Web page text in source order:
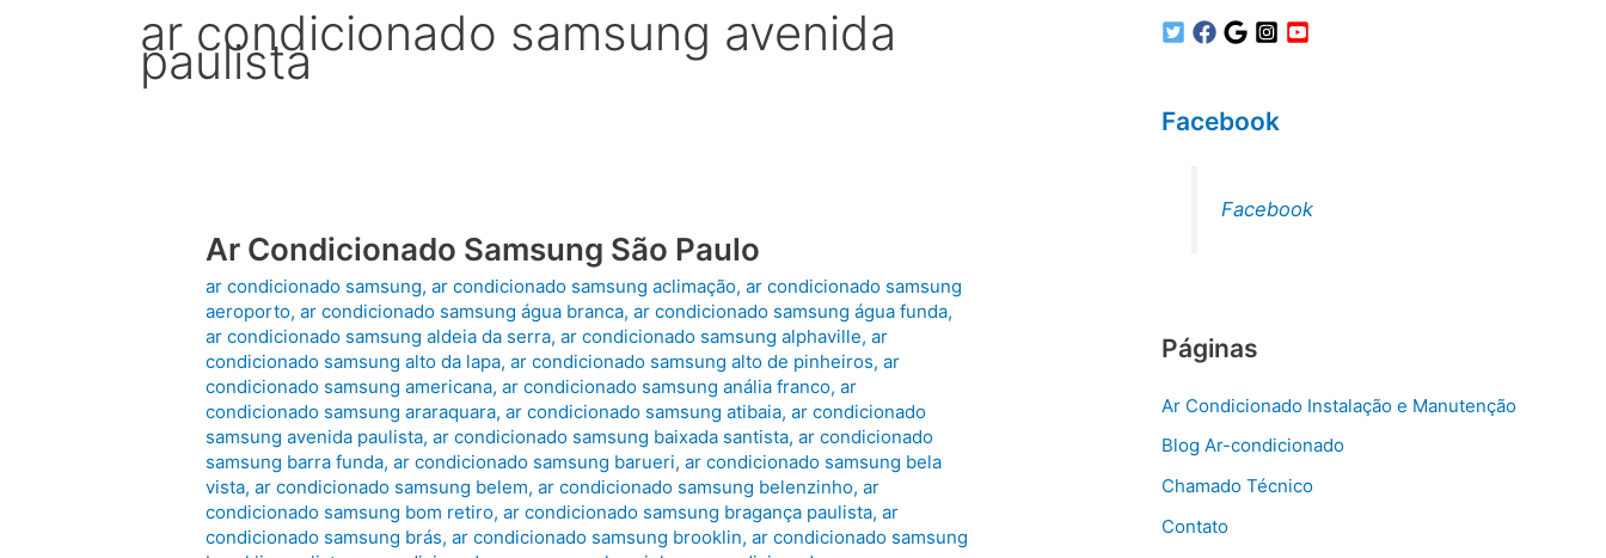
ar condicionado samsung avenida
paulista
Ar Condicionado Samsung São Paulo
ar condicionado samsung,ar condicionado samsung aclimação,ar condicionado samsung
aeroporto,ar condicionado samsung água branca,ar condicionado samsung água funda,
ar condicionado samsung aldeia da serra,ar condicionado samsung alphaville,ar
condicionado samsung alto da lapa,ar condicionado samsung alto de pinheiros,ar
condicionado samsung americana,ar condicionado samsung anália franco,ar
condicionado samsung araraquara,ar condicionado samsung atibaia,ar condicionado
samsung avenida paulista,ar condicionado samsung baixada santista,ar condicionado
samsung barra funda,ar condicionado samsung barueri,ar condicionado samsung bela
vista,ar condicionado samsung belem,ar condicionado samsung belenzinho,ar
condicionado samsung bom retiro,ar condicionado samsung bragança paulista,ar
condicionado samsung brás,ar condicionado samsung brooklin,ar condicionado samsung
Facebook
Facebook
Páginas
Ar Condicionado Instalação e Manutenção
Blog Ar-condicionado
Chamado Técnico
Contato